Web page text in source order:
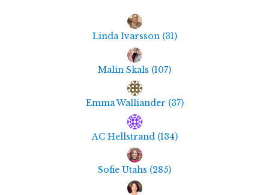
Linda Ivarsson (31)
Malin Skals (107)
Emma Walliander (37)
AC Hellstrand (134)
Sofie Utahs (285)